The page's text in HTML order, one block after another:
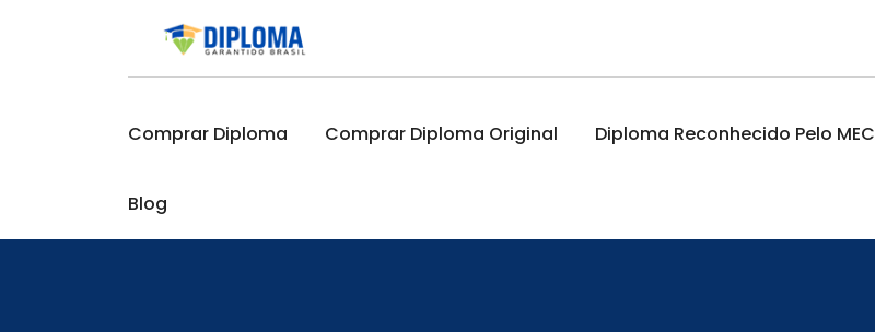
Comprar Diploma Comprar Diploma Original Diploma Reconhecido Pelo MEC
Blog